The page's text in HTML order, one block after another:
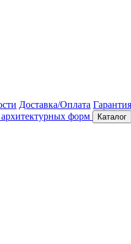
Доставка/Оплата Гарантия
Каталог